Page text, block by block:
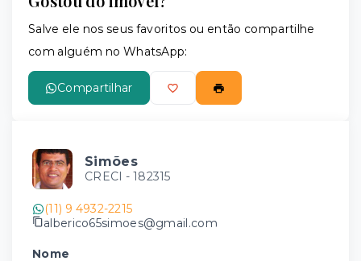
Salve ele nos seus favoritos ou então compartilhe
com alguém no WhatsApp:
Compartilhar
Simões
CRECI - 182315
(11) 9 4932-2215
alberico65simoes@gmail.com
Nome